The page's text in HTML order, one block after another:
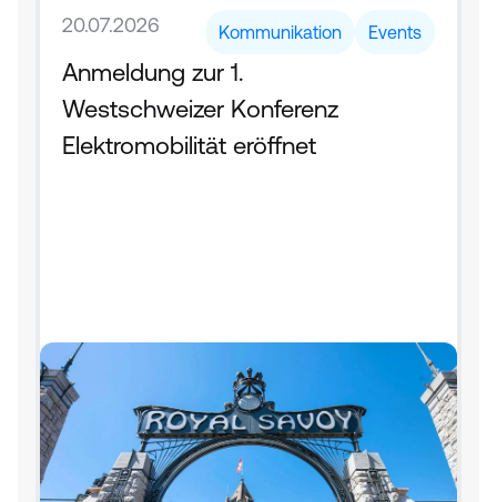
20.07.2026 Kommunikation Events
Anmeldung zur 1.
Westschweizer Konferenz
Elektromobilität eröffnet